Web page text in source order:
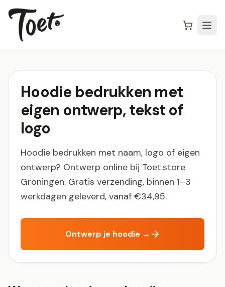
Hoodie bedrukken met
eigen ontwerp, tekst of
logo
Hoodie bedrukken met naam, logo of eigen
ontwerp? Ontwerp online bij Toet.store
Groningen. Gratis verzending, binnen 1–3
werkdagen geleverd, vanaf €34,95.
Ontwerp je hoodie →